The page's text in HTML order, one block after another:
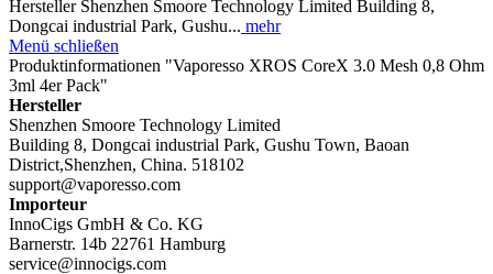
Hersteller Shenzhen Smoore Technology Limited Building 8,
Dongcai industrial Park, Gushu... mehr
Menü schließen
Produktinformationen "Vaporesso XROS CoreX 3.0 Mesh 0,8 Ohm
3ml 4er Pack"
Hersteller
Shenzhen Smoore Technology Limited
Building 8, Dongcai industrial Park, Gushu Town, Baoan
District,Shenzhen, China. 518102
support@vaporesso.com
Importeur
InnoCigs GmbH & Co. KG
Barnerstr. 14b 22761 Hamburg
service@innocigs.com